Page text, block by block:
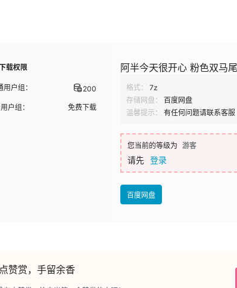
载权限
用户组： 200
户组： 免费下载
阿半今天很开心 粉色双马
格式： 7z
存储网盘：
百度网盘
温馨提示：
有任何问题请联系客服
您当前的等级为 游客
请先 登录
百度网盘
赞赏，手留余香